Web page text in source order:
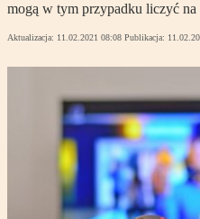
mogą w tym przypadku liczyć na
Aktualizacja: 11.02.2021 08:08 Publikacja: